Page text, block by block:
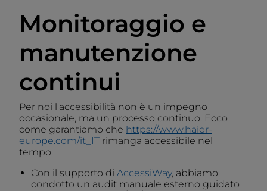
Monitoraggio e
manutenzione
continui
Per noi l'accessibilità non è un impegno
occasionale, ma un processo continuo. Ecco
come garantiamo che https://www.haier-
europe.com/it_IT rimanga accessibile nel
tempo:
Con il supporto di AccessiWay, abbiamo
condotto un audit manuale esterno guidato